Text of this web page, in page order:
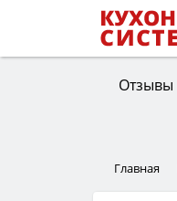
Отзывы
Главная